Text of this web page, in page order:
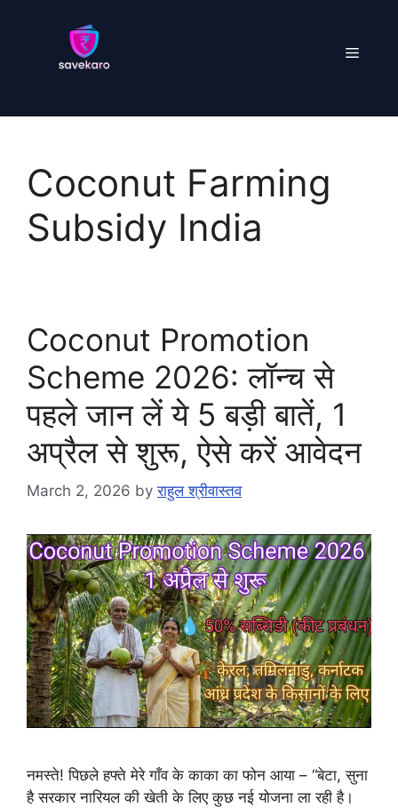
Menu
Coconut Farming
Subsidy India
Coconut Promotion
Scheme 2026: लॉन्च से
पहले जान लें ये 5 बड़ी बातें, 1
अप्रैल से शुरू, ऐसे करें आवेदन
March 2, 2026 byराहुल श्रीवास्तव
नमस्ते! पिछले हफ्ते मेरे गाँव के काका का फोन आया – “बेटा, सुना
है सरकार नारियल की खेती के लिए कुछ नई योजना ला रही है।